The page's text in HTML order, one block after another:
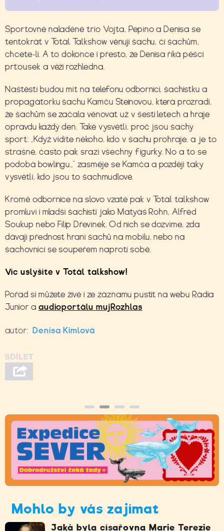
Sportovně naladěné trio Vojta, Pepíno a Denisa se
tentokrát v Totál Talkshow věnují šachu, či šachům,
chcete-li. A to dokonce i přesto, že Denisa říká pěšci
prťousek a věži rozhledna.
Naštěstí budou mít na telefonu odbornici, šachistku a
propagátorku šachu Kamču Steinovou, která prozradí,
že šachům se začala věnovat už v šesti letech a hraje
opravdu každý den. Také vysvětlí, proč jsou šachy
sport: „Když vidíte někoho, kdo v šachu prohraje, a je to
strašné, často pak srazí všechny figurky. No a to se
podobá bowlingu…“ zasměje se Kamča a později taky
vysvětlí, kdo jsou to šachmudlové.
Kromě odbornice na slovo vzaté pak v Totál talkshow
promluví i mladší šachisti jako Matyáš Rohn, Alfréd
Soukup nebo Filip Dřevínek. Od nich se dozvíme, zda
dávají přednost hraní šachů na mobilu, nebo na
šachovnici se soupeřem naproti sobě.
Víc uslyšíte v Totál talkshow!
Pořad si můžete živě i ze záznamu pustit na webu Rádia
Junior a audioportálu mujRozhlas
autor: Denisa Kimlová
Mohlo by vás zajímat
Jaká byla císařovna Marie Terezie